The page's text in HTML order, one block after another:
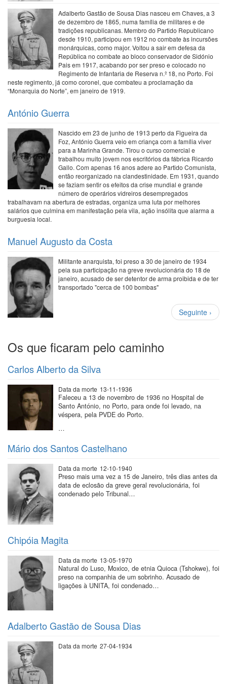
Adalberto Gastão de Sousa Dias nasceu em Chaves, a 3
de dezembro de 1865, numa família de militares e de
tradições republicanas. Membro do Partido Republicano
desde 1910, participou em 1912 no combate às incursões
monárquicas, como major. Voltou a sair em defesa da
República no combate ao bloco conservador de Sidónio
Pais em 1917, acabando por ser preso e colocado no
Regimento de Infantaria de Reserva n.º 18, no Porto. Foi
neste regimento, já como coronel, que combateu a proclamação da
“Monarquia do Norte”, em janeiro de 1919.
António Guerra
Nascido em 23 de junho de 1913 perto da Figueira da
Foz, António Guerra veio em criança com a família viver
para a Marinha Grande. Tirou o curso comercial e
trabalhou muito jovem nos escritórios da fábrica Ricardo
Gallo. Com apenas 16 anos adere ao Partido Comunista,
então reorganizado na clandestinidade. Em 1931, quando
se faziam sentir os efeitos da crise mundial e grande
número de operários vidreiros desempregados
trabalhavam na abertura de estradas, organiza uma luta por melhores
salários que culmina em manifestação pela vila, ação insólita que alarma a
burguesia local.
Manuel Augusto da Costa
Militante anarquista, foi preso a 30 de janeiro de 1934
pela sua participação na greve revolucionária do 18 de
janeiro, acusado de ser detentor de arma proibida e de ter
transportado "cerca de 100 bombas"
Paginação
Próxima
página
Seguinte ›
Os que ficaram pelo caminho
Carlos Alberto da Silva
Data da morte 13-11-1936
Faleceu a 13 de novembro de 1936 no Hospital de
Santo António, no Porto, para onde foi levado, na
véspera, pela PVDE do Porto.
…
Mário dos Santos Castelhano
Data da morte 12-10-1940
Preso mais uma vez a 15 de Janeiro, três dias antes da
data de eclosão da greve geral revolucionária, foi
condenado pelo Tribunal…
Chipóia Magita
Data da morte 13-05-1970
Natural do Luso, Moxico, de etnia Quioca (Tshokwe), foi
preso na companhia de um sobrinho. Acusado de
ligações à UNITA, foi condenado…
Adalberto Gastão de Sousa Dias
Data da morte 27-04-1934